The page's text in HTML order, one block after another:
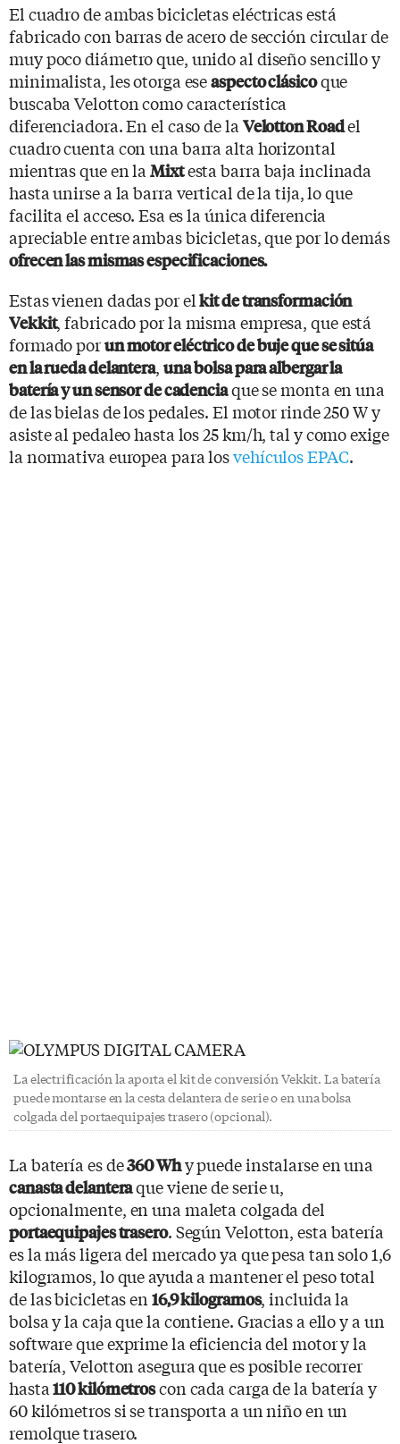
El cuadro de ambas bicicletas eléctricas está
fabricado con barras de acero de sección circular de
muy poco diámetro que, unido al diseño sencillo y
minimalista, les otorga eseaspecto clásicoque
buscaba Velotton como característica
diferenciadora. En el caso de la Velotton Roadel
cuadro cuenta con una barra alta horizontal
mientras que en laMixtesta barra baja inclinada
hasta unirse a la barra vertical de la tija, lo que
facilita el acceso. Esa es la única diferencia
apreciable entre ambas bicicletas, que por lo demás
ofrecen las mismas especificaciones.
Estas vienen dadas por elkit de transformación
Vekkit, fabricado por la misma empresa, que está
formado porun motor eléctrico de buje que se sitúa
en la rueda delantera, unabolsa para albergar la
batería y un sensor de cadenciaque se monta en una
de las bielas de los pedales. El motor rinde 250 W y
asiste al pedaleo hasta los 25 km/h, tal y como exige
la normativa europea para losvehículos EPAC.
La electrificación la aporta el kit de conversión Vekkit. La batería
puede montarse en la cesta delantera de serie o en una bolsa
colgada del portaequipajes trasero (opcional).
La batería es de360 Why puede instalarse en una
canasta delanteraque viene de serie u,
opcionalmente, en una maleta colgada del
portaequipajes trasero. Según Velotton, esta batería
es la más ligera del mercado ya que pesa tan solo 1,6
kilogramos, lo que ayuda a mantener el peso total
de las bicicletas en 16,9 kilogramos, incluida la
bolsa y la caja que la contiene. Gracias a ello y a un
software que exprime la eficiencia del motor y la
batería, Velotton asegura que es posible recorrer
hasta110 kilómetroscon cada carga de la batería y
60 kilómetros si se transporta a un niño en un
remolque trasero.